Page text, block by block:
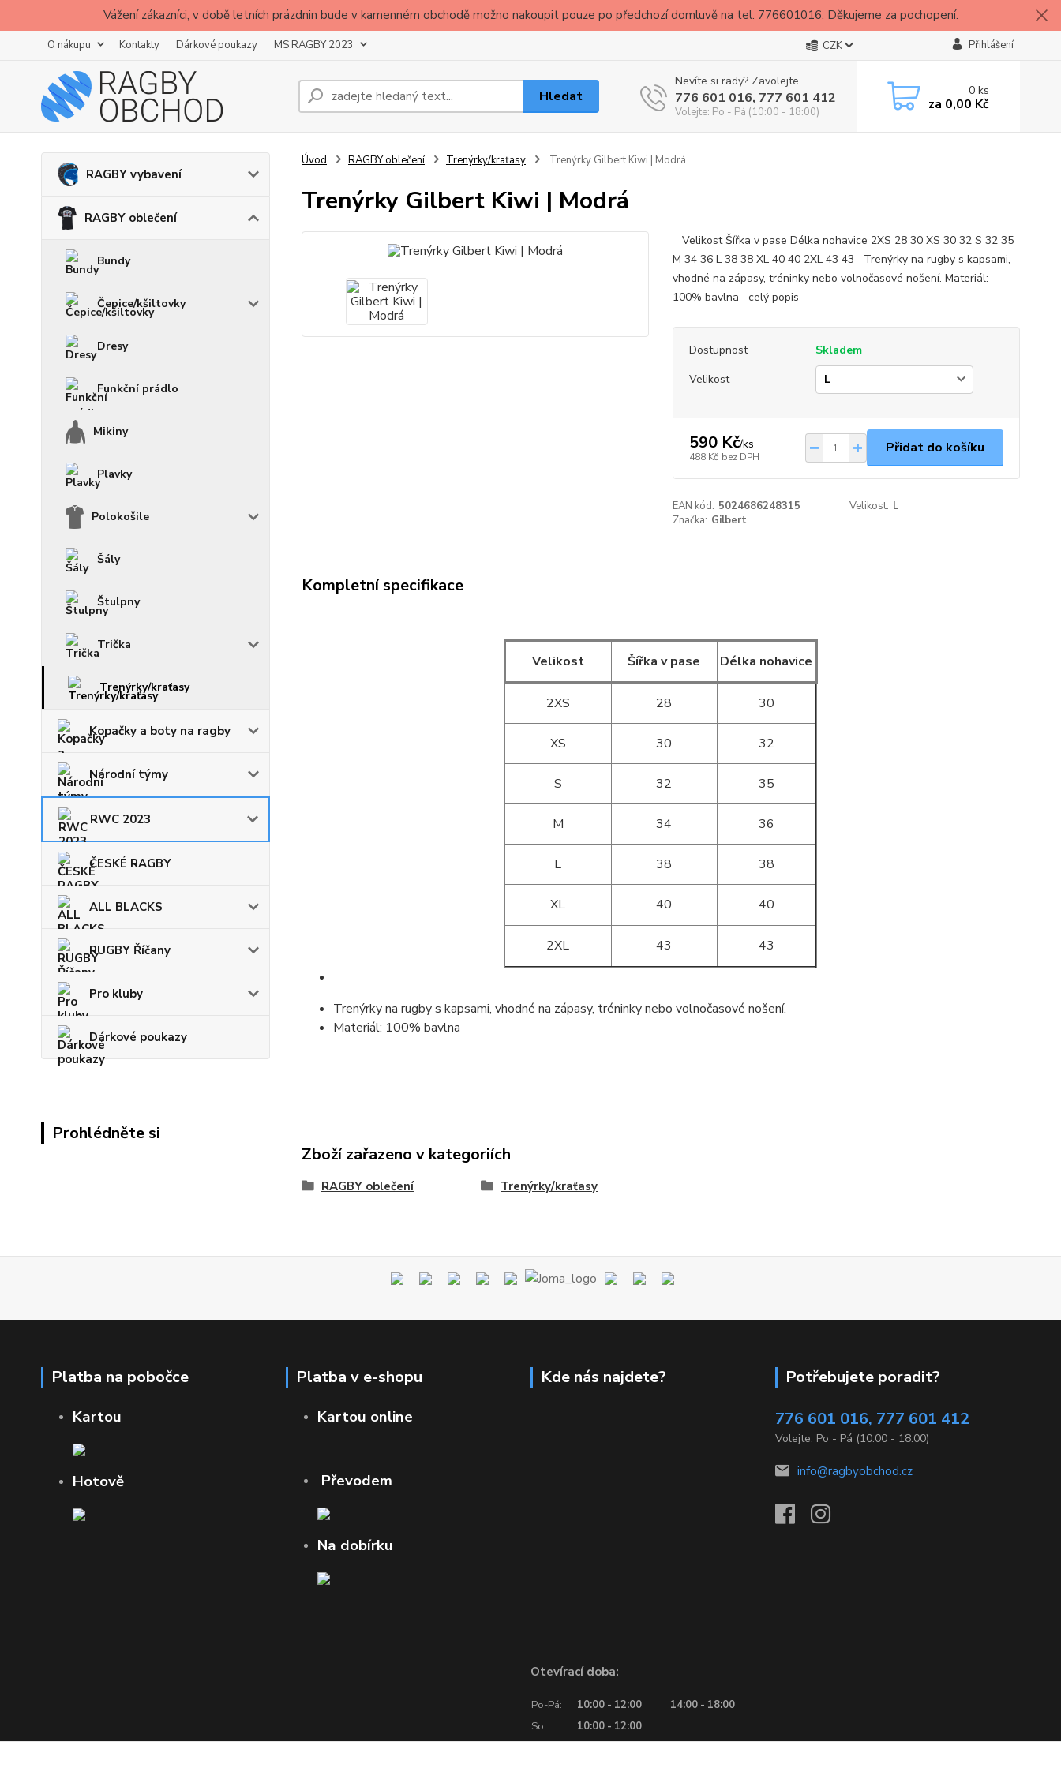
Vážení zákazníci, v době letních prázdnin bude v kamenném obchodě možno nakoupit pouze po předchozí domluvě na tel. 776601016. Děkujeme za pochopení.
O nákupu Kontakty Dárkové poukazy MS RAGBY 2023 CZK Přihlášení
Hledat
Nevíte si rady? Zavolejte.
776 601 016, 777 601 412
Volejte: Po - Pá (10:00 - 18:00)
0ks
za 0,00 Kč
RAGBY vybavení
RAGBY oblečení
Bundy
Čepice/kšiltovky
Dresy
Funkční prádlo
Mikiny
Plavky
Polokošile
Šály
Štulpny
Trička
Trenýrky/kraťasy
Kopačky a boty na ragby
Národní týmy
RWC 2023
ČESKÉ RAGBY
ALL BLACKS
RUGBY Říčany
Pro kluby
Dárkové poukazy
Prohlédněte si
Úvod RAGBY oblečení Trenýrky/kraťasy Trenýrky Gilbert Kiwi | Modrá
Trenýrky Gilbert Kiwi | Modrá
Velikost Šířka v pase Délka nohavice 2XS 28 30 XS 30 32 S 32 35
M 34 36 L 38 38 XL 40 40 2XL 43 43 Trenýrky na rugby s kapsami,
vhodné na zápasy, tréninky nebo volnočasové nošení. Materiál:
100% bavlna celý popis
Dostupnost
Skladem
Velikost
590 Kč/ks
488 Kč bez DPH
Přidat do košíku
EAN kód: 5024686248315 Velikost: L
Značka: Gilbert
Kompletní specifikace
Velikost Šířka v pase Délka nohavice
2XS 28 30
XS 30 32
S 32 35
M 34 36
L 38 38
XL 40 40
2XL 43 43
Trenýrky na rugby s kapsami, vhodné na zápasy, tréninky nebo volnočasové nošení.
Materiál: 100% bavlna
Zboží zařazeno v kategoriích
RAGBY oblečení Trenýrky/kraťasy
Platba na pobočce
Kartou
Hotově
Platba v e-shopu
Kartou online
Převodem
Na dobírku
Kde nás najdete?
Otevírací doba:
Po-Pá: 10:00 - 12:00
14:00 - 18:00
So:
10:00 - 12:00
Potřebujete poradit?
776 601 016, 777 601 412
Volejte: Po - Pá (10:00 - 18:00)
info@ragbyobchod.cz